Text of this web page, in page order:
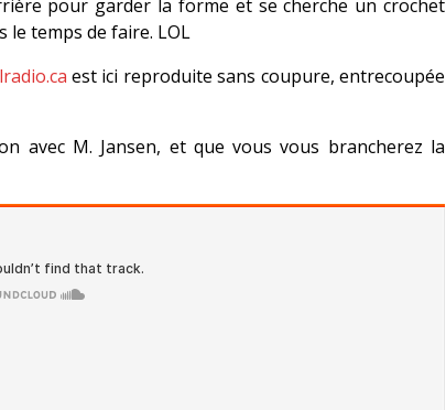
pour garder la forme et se cherche un crochet
le temps de faire. LOL
est ici reproduite sans coupure, entrecoupée
avec M. Jansen, et que vous vous brancherez la